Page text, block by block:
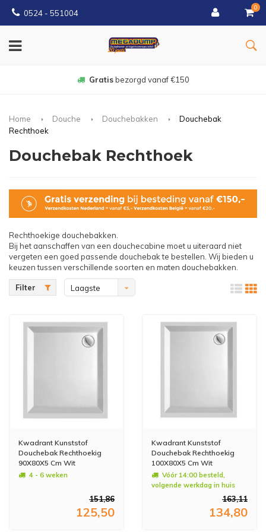
0524 - 551004
0
Gratisbezorgd vanaf €150
Home Douche Douchebakken
Douchebak
Rechthoek
Douchebak Rechthoek
Rechthoekige douchebakken.
Bij het aanschaffen van een douchecabine moet u uiteraard niet
vergeten een goed passende douchebak te bestellen. Wij bieden u
keuzen tussen verschillende soorten en maten douchebakken.
Filter
Laagste
Kwadrant Kunststof
Douchebak Rechthoekig
90X80X5 Cm Wit
4 - 6 weken
151,86
125,50
Kwadrant Kunststof
Douchebak Rechthoekig
100X80X5 Cm Wit
Vóór 14:00 besteld,
volgende werkdag in huis
163,11
134,80